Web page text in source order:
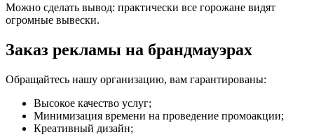
Можно сделать вывод: практически все горожане видят
огромные вывески.
Заказ рекламы на брандмауэрах
Обращайтесь нашу организацию, вам гарантированы:
Высокое качество услуг;
Минимизация времени на проведение промоакции;
Креативный дизайн;